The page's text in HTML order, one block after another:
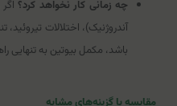
چه زمانی کار نخواهد کرد؟
آندروژنیک)، اختلالات
باشد، مکمل بیوتین به تنهایی
مقایسه با گزینه‌های مشابه